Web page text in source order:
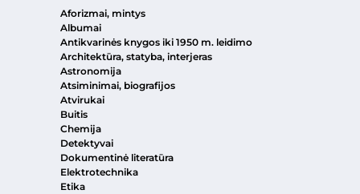
Aforizmai, mintys
Albumai
Antikvarinės knygos iki 1950 m. leidimo
Architektūra, statyba, interjeras
Astronomija
Atsiminimai, biografijos
Atvirukai
Buitis
Chemija
Detektyvai
Dokumentinė literatūra
Elektrotechnika
Etika